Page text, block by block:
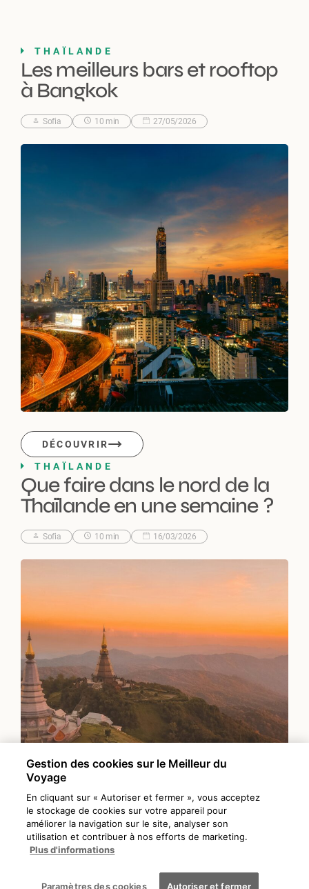
THAÏLANDE
Les meilleurs bars et rooftop
à Bangkok
Sofia 10 min 27/05/2026
DÉCOUVRIR
THAÏLANDE
Que faire dans le nord de la
Thaïlande en une semaine ?
Sofia 10 min 16/03/2026
THAÏLANDE
Gestion des cookies sur le Meilleur du
Voyage
En cliquant sur « Autoriser et fermer », vous acceptez
le stockage de cookies sur votre appareil pour
améliorer la navigation sur le site, analyser son
utilisation et contribuer à nos efforts de marketing.
Plus d'informations
Paramètres des cookies Autoriser et fermer